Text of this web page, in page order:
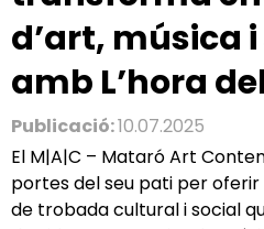
d’art, música
amb L’hora
Publicació:10.07.2025
El M|A|C – Mataró Art
portes del seu pati per
de trobada cultural i social